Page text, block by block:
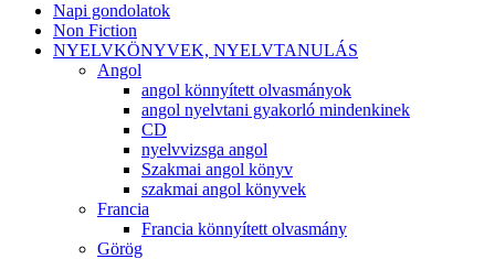
Napi gondolatok
Non Fiction
NYELVKÖNYVEK, NYELVTANULÁS
Angol
angol könnyített olvasmányok
angol nyelvtani gyakorló mindenkinek
CD
nyelvvizsga angol
Szakmai angol könyv
szakmai angol könyvek
Francia
Francia könnyített olvasmány
Görög